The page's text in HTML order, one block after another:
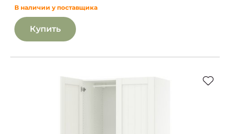
В наличии у поставщика
Купить